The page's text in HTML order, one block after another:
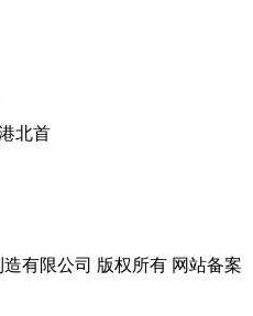
北首
有限公司 版权所有 网站备案